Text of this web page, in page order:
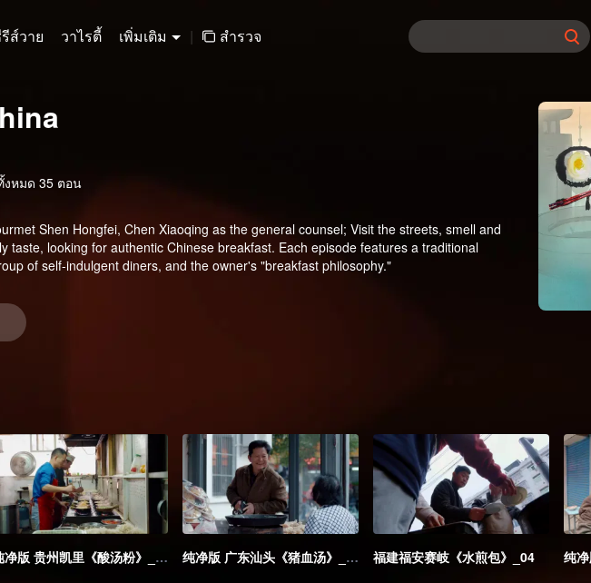
ส์วาย วาไรตี้ เพิ่มเติม | สำรวจ
งหมด 35 ตอน
Shen Hongfei, Chen Xiaoqing as the general counsel; Visit the streets, smell and
taste, looking for authentic Chinese breakfast. Each episode features a traditional
of self-indulgent diners, and the owner's "breakfast philosophy."
纯净版 贵州凯里《酸汤粉》_02 纯净版 广东汕头《猪血汤》_03 福建福安赛岐《水煎包》_04